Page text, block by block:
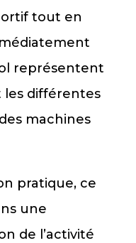
tout en
représentent
les différentes
machines
pratique, ce
une
de l’activité